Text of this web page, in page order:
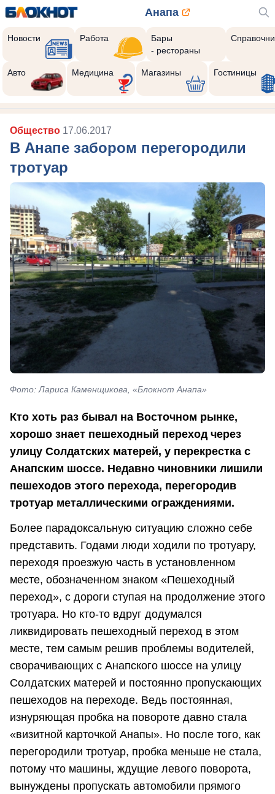
Анапа
Новости Работа
Бары
- рестораны
Авто Медицина Магазины Гостиницы
Общество 17.06.2017
В Анапе забором перегородили
тротуар
Фото: Лариса Каменщикова, «Блокнот Анапа»
Кто хоть раз бывал на Восточном рынке,
хорошо знает пешеходный переход через
улицу Солдатских матерей, у перекрестка с
Анапским шоссе. Недавно чиновники лишили
пешеходов этого перехода, перегородив
тротуар металлическими ограждениями.
Более парадоксальную ситуацию сложно себе
представить. Годами люди ходили по тротуару,
переходя проезжую часть в установленном
месте, обозначенном знаком «Пешеходный
переход», с дороги ступая на продолжение этого
тротуара. Но кто-то вдруг додумался
ликвидировать пешеходный переход в этом
месте, тем самым решив проблемы водителей,
сворачивающих с Анапского шоссе на улицу
Солдатских матерей и постоянно пропускающих
пешеходов на переходе. Ведь постоянная,
изнуряющая пробка на повороте давно стала
«визитной карточкой Анапы». Но после того, как
перегородили тротуар, пробка меньше не стала,
потому что машины, ждущие левого поворота,
вынуждены пропускать автомобили прямого